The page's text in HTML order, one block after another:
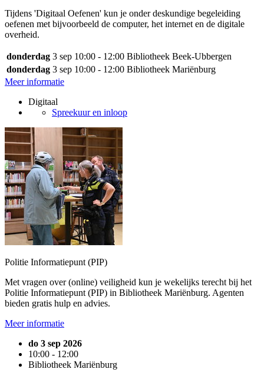
Tijdens 'Digitaal Oefenen' kun je onder deskundige begeleiding
oefenen met bijvoorbeeld de computer, het internet en de digitale
overheid.
donderdag 3 sep 10:00 - 12:00 Bibliotheek Beek-Ubbergen
donderdag 3 sep 10:00 - 12:00 Bibliotheek Mariënburg
Meer informatie
Digitaal
Spreekuur en inloop
Politie Informatiepunt (PIP)
Met vragen over (online) veiligheid kun je wekelijks terecht bij het
Politie Informatiepunt (PIP) in Bibliotheek Mariënburg. Agenten
bieden gratis hulp en advies.
Meer informatie
do 3 sep 2026
10:00 - 12:00
Bibliotheek Mariënburg